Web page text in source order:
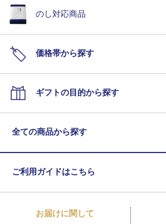
のし対応商品
価格帯から探す
ギフトの目的から探す
全ての商品から探す
ご利用ガイドはこちら
お届けに関して